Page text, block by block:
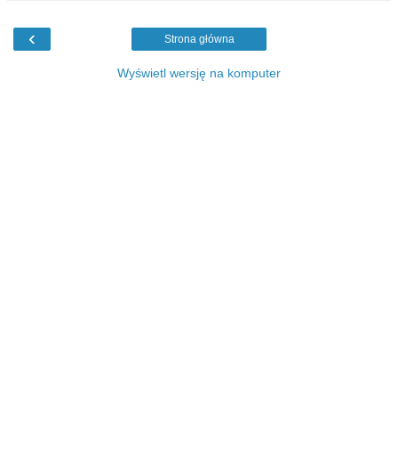
‹ Strona główna
Wyświetl wersję na komputer